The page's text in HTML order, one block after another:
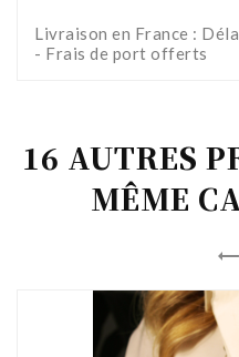
Livraison en France :
- Frais de port offerts
16 AUTRES
MÊME
